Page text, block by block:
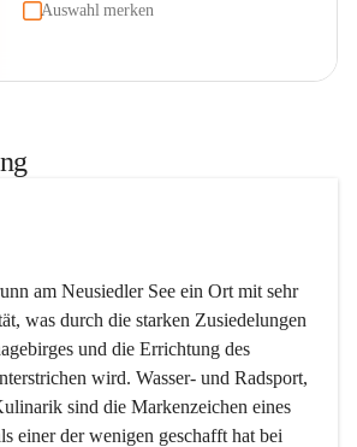
Auswahl merken
am Neusiedler See ein Ort mit sehr
was durch die starken Zusiedelungen
und die Errichtung des
wird. Wasser- und Radsport,
sind die Markenzeichen eines
einer der wenigen geschafft hat bei